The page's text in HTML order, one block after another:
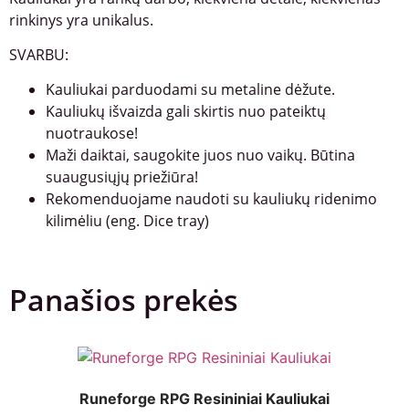
rinkinys yra unikalus.
SVARBU:
Kauliukai parduodami su metaline dėžute.
Kauliukų išvaizda gali skirtis nuo pateiktų
nuotraukose!
Maži daiktai, saugokite juos nuo vaikų. Būtina
suaugusiųjų priežiūra!
Rekomenduojame naudoti su kauliukų ridenimo
kilimėliu (eng. Dice tray)
Panašios prekės
Runeforge RPG Resininiai Kauliukai